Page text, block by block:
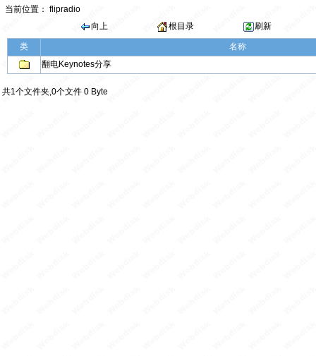
当前位置： flipradio
向上
根目录 刷新
类
名称
翻电Keynotes分享
共1个文件夹,0个文件 0 Byte